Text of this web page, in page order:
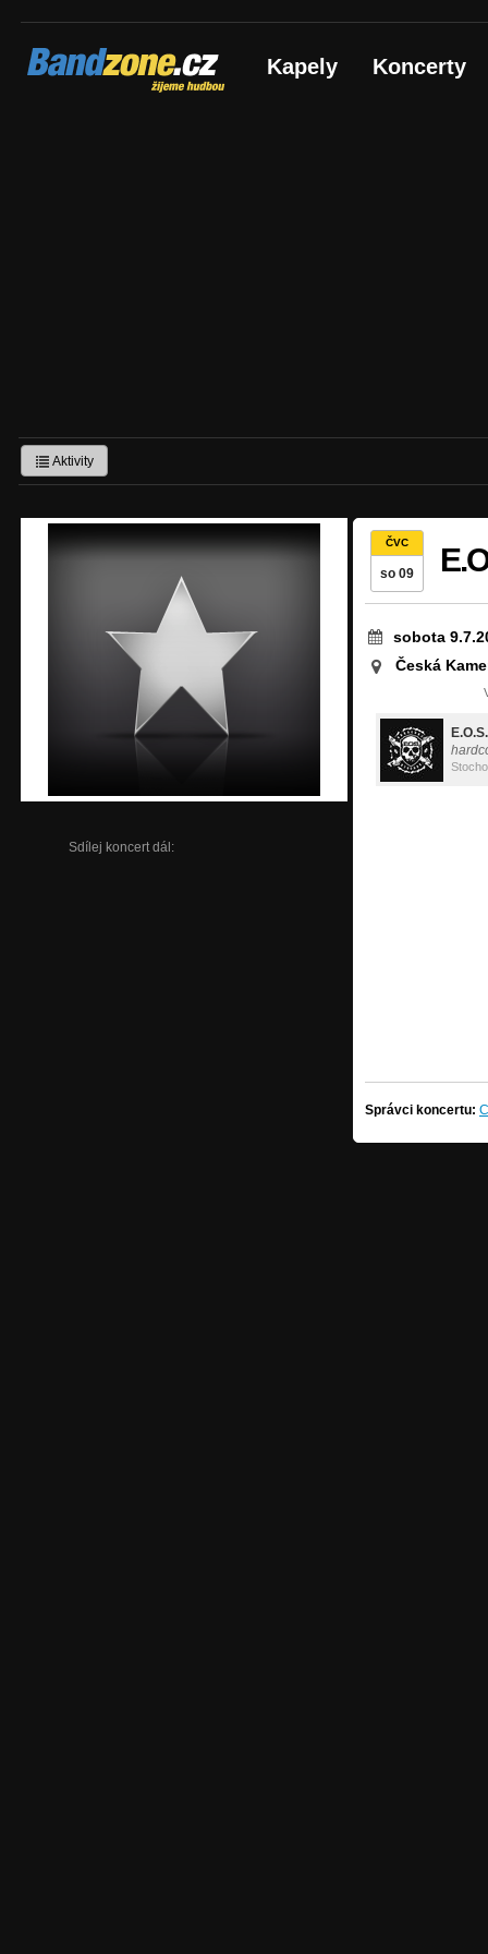
Bandzone.cz
žijeme hudbou Kapely Koncerty
Aktivity
Sdílej koncert dál:
ČVC
so 09
sobota
Česká
E.O.S.
Správci koncertu: